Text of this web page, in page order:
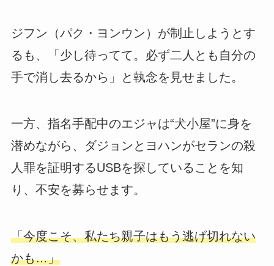
ジフン（パク・ヨンウン）が制止しようとす
るも、「少し待ってて。必ず二人とも自分の
手で消し去るから」と執念を見せました。
一方、指名手配中のエジャは“犬小屋”に身を
潜めながら、ダジョンとヨハンがセランの殺
人罪を証明するUSBを探していることを知
り、不安を募らせます。
「今度こそ、私たち親子はもう逃げ切れない
かも…」